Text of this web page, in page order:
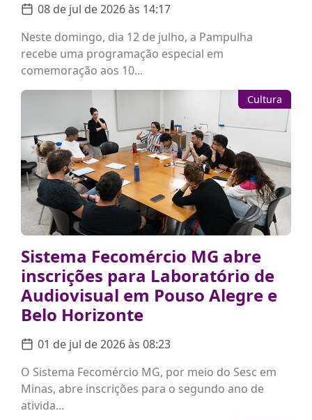
08 de jul de 2026 às 14:17
Neste domingo, dia 12 de julho, a Pampulha
recebe uma programação especial em
comemoração aos 10...
Cultura
Sistema Fecomércio MG abre
inscrições para Laboratório de
Audiovisual em Pouso Alegre e
Belo Horizonte
01 de jul de 2026 às 08:23
O Sistema Fecomércio MG, por meio do Sesc em
Minas, abre inscrições para o segundo ano de
ativida...